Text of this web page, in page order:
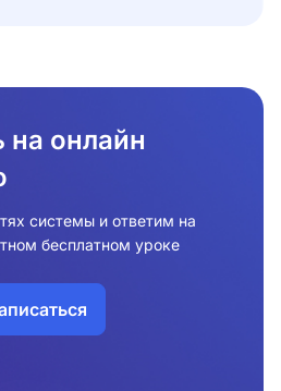
на онлайн
системы и ответим на
бесплатном уроке